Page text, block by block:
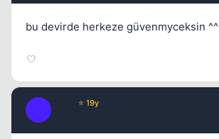
bu devirde herkeze güvenmyceksin ^^
⭐ 19y